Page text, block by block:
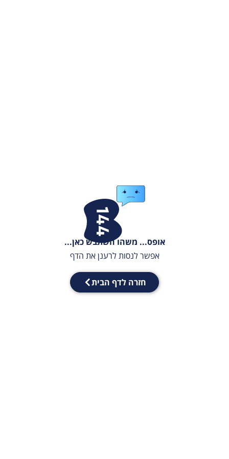
אופס... משהו השתבש כאן...
אפשר לנסות לרענן את הדף
חזרה לדף הבית